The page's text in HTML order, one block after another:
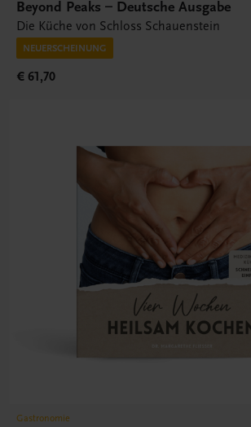
Beyond Peaks – Deutsche Ausgabe
Die Küche von Schloss Schauenstein
NEUERSCHEINUNG
€ 61,70
Gastronomie